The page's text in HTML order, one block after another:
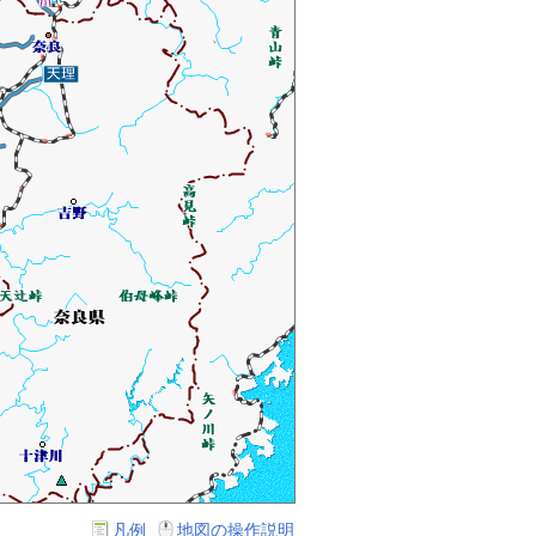
凡例 地図の操作説明